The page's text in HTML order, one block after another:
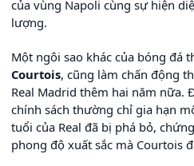
của vùng Napoli cùng sự hiện
lượng.
Một ngôi sao khác của bóng đá
Courtois, cũng làm chấn động
Real Madrid thêm hai năm nữa.
chính sách thường chỉ gia hạn
tuổi của Real đã bị phá bỏ,
phong độ xuất sắc mà Courtois